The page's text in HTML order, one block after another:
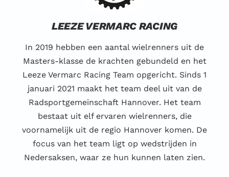
LEEZE VERMARC RACING
In 2019 hebben een aantal wielrenners uit de
Masters-klasse de krachten gebundeld en het
Leeze Vermarc Racing Team opgericht. Sinds 1
januari 2021 maakt het team deel uit van de
Radsportgemeinschaft Hannover. Het team
bestaat uit elf ervaren wielrenners, die
voornamelijk uit de regio Hannover komen. De
focus van het team ligt op wedstrijden in
Nedersaksen, waar ze hun kunnen laten zien.